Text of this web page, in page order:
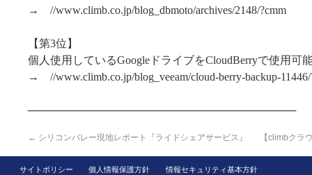
→ //www.climb.co.jp/blog_dbmoto/archives/2148/?cmm
【第3位】
個人使用しているGoogleドライブをCloudBerryで使用可
→ //www.climb.co.jp/blog_veeam/cloud-berry-backup-11446/
───────────────────────────────────
← シリコンバレー現地レポート『ライドシェアサービス』 【climbクラ
サイトポリシー 個人情報保護方針 情報セキュリティ基本方針